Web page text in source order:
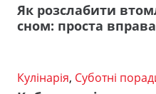
Як розслабити
сном: проста
Кулінарія, Суботні